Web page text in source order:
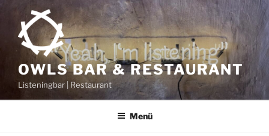
Zum
Inhalt
springen
OWLS BAR & RESTAURANT
Listeningbar | Restaurant
Menü